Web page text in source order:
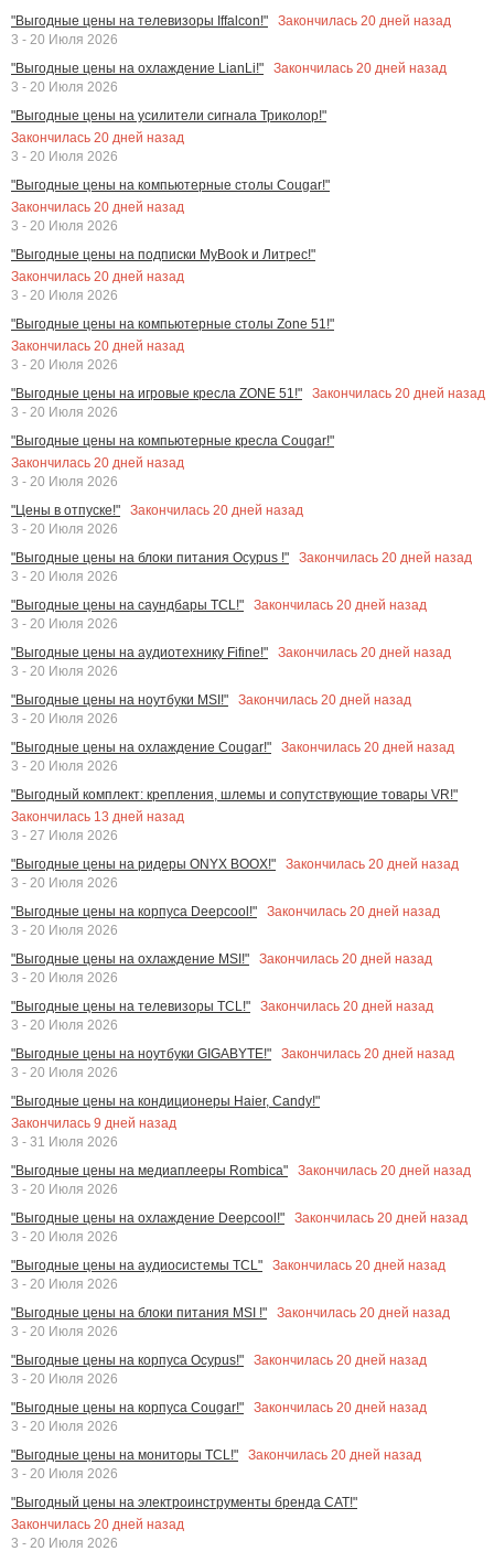
"Выгодные цены на телевизоры Iffalcon!" Закончилась 20 дней назад
3 - 20 Июля 2026
"Выгодные цены на охлаждение LianLi!"
Закончилась 20 дней назад
3 - 20 Июля 2026
"Выгодные цены на усилители сигнала Триколор!"
Закончилась 20 дней назад
3 - 20 Июля 2026
"Выгодные цены на компьютерные столы Cougar!"
Закончилась 20 дней назад
3 - 20 Июля 2026
"Выгодные цены на подписки MyBook и Литрес!"
Закончилась 20 дней назад
3 - 20 Июля 2026
"Выгодные цены на компьютерные столы Zone 51!"
Закончилась 20 дней назад
3 - 20 Июля 2026
"Выгодные цены на игровые кресла ZONE 51!"
Закончилась 20 дней назад
3 - 20 Июля 2026
"Выгодные цены на компьютерные кресла Cougar!"
Закончилась 20 дней назад
3 - 20 Июля 2026
"Цены в отпуске!"
Закончилась 20 дней назад
3 - 20 Июля 2026
"Выгодные цены на блоки питания Ocypus !"
Закончилась 20 дней назад
3 - 20 Июля 2026
"Выгодные цены на саундбары TCL!"
Закончилась 20 дней назад
3 - 20 Июля 2026
"Выгодные цены на аудиотехнику Fifine!"
Закончилась 20 дней назад
3 - 20 Июля 2026
"Выгодные цены на ноутбуки MSI!"
Закончилась 20 дней назад
3 - 20 Июля 2026
"Выгодные цены на охлаждение Cougar!"
Закончилась 20 дней назад
3 - 20 Июля 2026
"Выгодный комплект: крепления, шлемы и сопутствующие товары VR!"
Закончилась 13 дней назад
3 - 27 Июля 2026
"Выгодные цены на ридеры ONYX BOOX!"
Закончилась 20 дней назад
3 - 20 Июля 2026
"Выгодные цены на корпуса Deepcool!"
Закончилась 20 дней назад
3 - 20 Июля 2026
"Выгодные цены на охлаждение MSI!"
Закончилась 20 дней назад
3 - 20 Июля 2026
"Выгодные цены на телевизоры TCL!"
Закончилась 20 дней назад
3 - 20 Июля 2026
"Выгодные цены на ноутбуки GIGABYTE!"
Закончилась 20 дней назад
3 - 20 Июля 2026
"Выгодные цены на кондиционеры Haier, Candy!"
Закончилась 9 дней назад
3 - 31 Июля 2026
"Выгодные цены на медиаплееры Rombica"
Закончилась 20 дней назад
3 - 20 Июля 2026
"Выгодные цены на охлаждение Deepcool!"
Закончилась 20 дней назад
3 - 20 Июля 2026
"Выгодные цены на аудиосистемы TCL"
Закончилась 20 дней назад
3 - 20 Июля 2026
"Выгодные цены на блоки питания MSI !"
Закончилась 20 дней назад
3 - 20 Июля 2026
"Выгодные цены на корпуса Ocypus!"
Закончилась 20 дней назад
3 - 20 Июля 2026
"Выгодные цены на корпуса Cougar!"
Закончилась 20 дней назад
3 - 20 Июля 2026
"Выгодные цены на мониторы TCL!"
Закончилась 20 дней назад
3 - 20 Июля 2026
"Выгодный цены на электроинструменты бренда CAT!"
Закончилась 20 дней назад
3 - 20 Июля 2026